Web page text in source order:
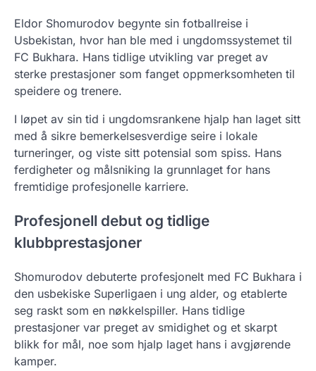
Eldor Shomurodov begynte sin fotballreise i
Usbekistan, hvor han ble med i ungdomssystemet til
FC Bukhara. Hans tidlige utvikling var preget av
sterke prestasjoner som fanget oppmerksomheten til
speidere og trenere.
I løpet av sin tid i ungdomsrankene hjalp han laget sitt
med å sikre bemerkelsesverdige seire i lokale
turneringer, og viste sitt potensial som spiss. Hans
ferdigheter og målsniking la grunnlaget for hans
fremtidige profesjonelle karriere.
Profesjonell debut og tidlige
klubbprestasjoner
Shomurodov debuterte profesjonelt med FC Bukhara i
den usbekiske Superligaen i ung alder, og etablerte
seg raskt som en nøkkelspiller. Hans tidlige
prestasjoner var preget av smidighet og et skarpt
blikk for mål, noe som hjalp laget hans i avgjørende
kamper.